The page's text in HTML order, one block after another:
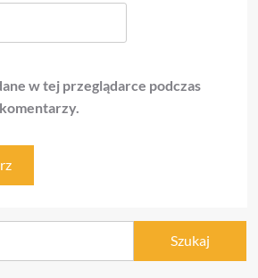
w tej przeglądarce podczas